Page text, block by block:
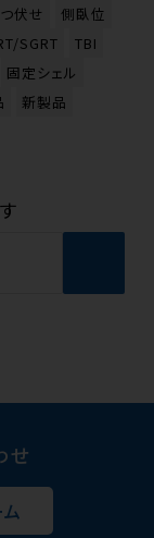
伏せ
側臥位
SGRT
TBI
固定シェル
新製品
せ